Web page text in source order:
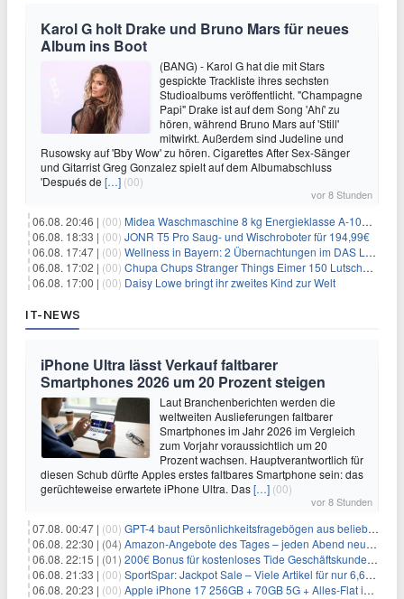
Karol G holt Drake und Bruno Mars für neues
Album ins Boot
(BANG) - Karol G hat die mit Stars
gespickte Trackliste ihres sechsten
Studioalbums veröffentlicht. "Champagne
Papi" Drake ist auf dem Song 'Ahí' zu
hören, während Bruno Mars auf 'Still'
mitwirkt. Außerdem sind Judeline und
Rusowsky auf 'Bby Wow' zu hören. Cigarettes After Sex-Sänger
und Gitarrist Greg Gonzalez spielt auf dem Albumabschluss
'Después de […] (00)
vor 8 Stunden
06.08. 20:46 | (00) Midea Waschmaschine 8 kg Energieklasse A-10% 1400 U/Min für 289,97€
06.08. 18:33 | (00) JONR T5 Pro Saug- und Wischroboter für 194,99€
06.08. 17:47 | (00) Wellness in Bayern: 2 Übernachtungen im DAS LUDWIG Sports Resort inkl. HP + Wellness ab 174€ p.P.
06.08. 17:02 | (00) Chupa Chups Stranger Things Eimer 150 Lutscher für 21,95€
06.08. 17:00 | (00) Daisy Lowe bringt ihr zweites Kind zur Welt
IT-NEWS
iPhone Ultra lässt Verkauf faltbarer
Smartphones 2026 um 20 Prozent steigen
Laut Branchenberichten werden die
weltweiten Auslieferungen faltbarer
Smartphones im Jahr 2026 im Vergleich
zum Vorjahr voraussichtlich um 20
Prozent wachsen. Hauptverantwortlich für
diesen Schub dürfte Apples erstes faltbares Smartphone sein: das
gerüchteweise erwartete iPhone Ultra. Das[…] (00)
vor 8 Stunden
07.08. 00:47 | (00) GPT-4 baut Persönlichkeitsfragebögen aus beliebigen Texten und sagt Antworten voraus
06.08. 22:30 | (04) Amazon-Angebote des Tages – jeden Abend neue Deals zum Stöbern
06.08. 22:15 | (01) 200€ Bonus für kostenloses Tide Geschäftskundenkonto
06.08. 21:33 | (00) SportSpar: Jackpot Sale – Viele Artikel für nur 6,66€ – nur 48 Stunden
06.08. 20:23 | (00) Apple iPhone 17 256GB + 70GB 5G + Alles-Flat im Vodafone-Netz für 34,99€/Monat – eff. 4,65€/Monat